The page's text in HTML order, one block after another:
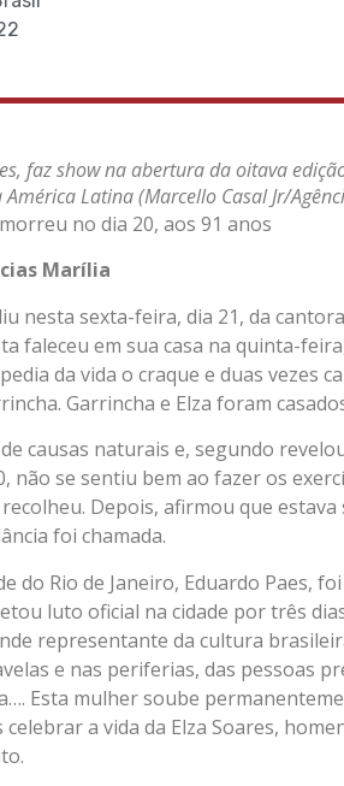
faz show na abertura da oitava
Latina (Marcello Casal Jr/
morreu no dia 20, aos 91 anos
Marília
nesta sexta-feira, dia 21, da
faleceu em sua casa na quinta-
da vida o craque e duas vezes
Garrincha e Elza foram
causas naturais e, segundo
não se sentiu bem ao fazer os
Depois, afirmou que
foi chamada.
do Rio de Janeiro, Eduardo Paes,
luto oficial na cidade por três
representante da cultura
e nas periferias, das pessoas
Esta mulher soube
celebrar a vida da Elza Soares,